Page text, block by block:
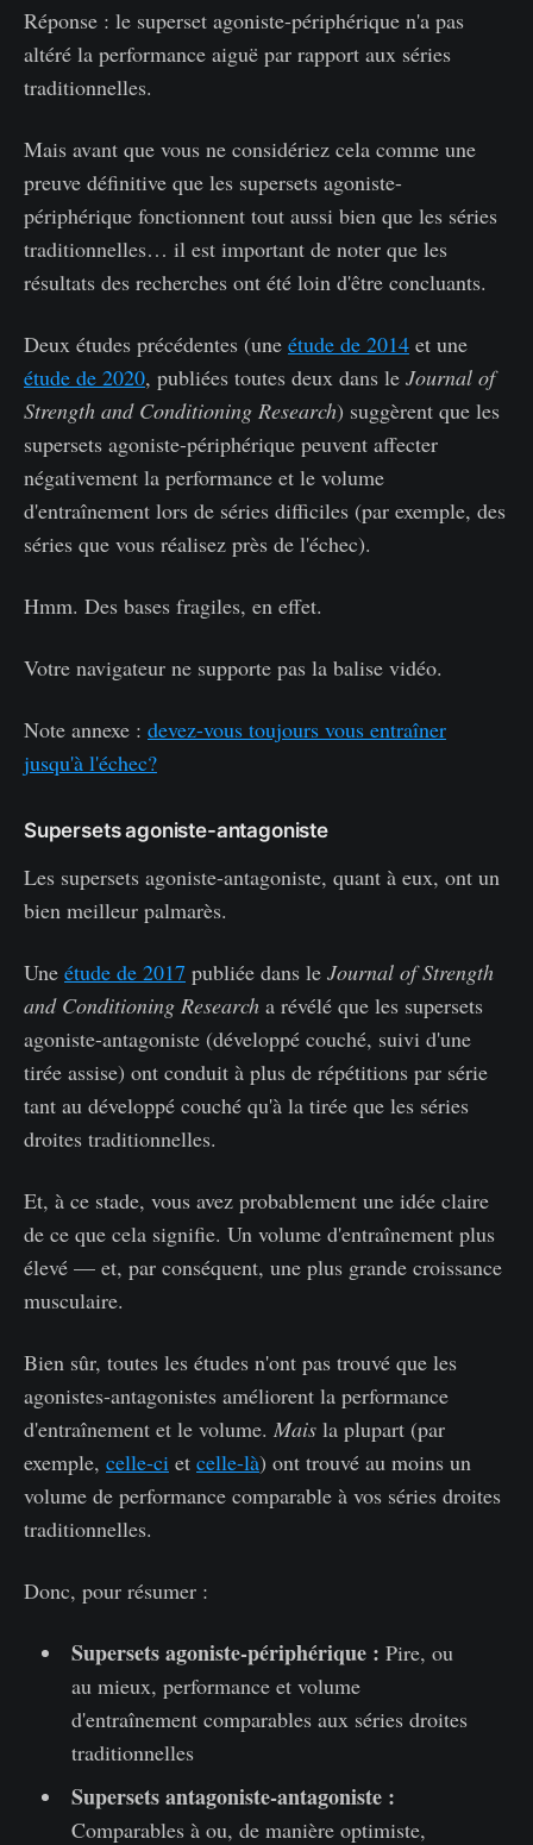
Réponse : le superset agoniste-périphérique n'a pas
altéré la performance aiguë par rapport aux séries
traditionnelles.
Mais avant que vous ne considériez cela comme une
preuve définitive que les supersets agoniste-
périphérique fonctionnent tout aussi bien que les séries
traditionnelles… il est important de noter que les
résultats des recherches ont été loin d'être concluants.
Deux études précédentes (une étude de 2014 et une
étude de 2020, publiées toutes deux dans le Journal of
Strength and Conditioning Research) suggèrent que les
supersets agoniste-périphérique peuvent affecter
négativement la performance et le volume
d'entraînement lors de séries difficiles (par exemple, des
séries que vous réalisez près de l'échec).
Hmm. Des bases fragiles, en effet.
Votre navigateur ne supporte pas la balise vidéo.
Note annexe : devez-vous toujours vous entraîner
jusqu'à l'échec?
Supersets agoniste-antagoniste
Les supersets agoniste-antagoniste, quant à eux, ont un
bien meilleur palmarès.
Une étude de 2017 publiée dans le Journal of Strength
and Conditioning Research a révélé que les supersets
agoniste-antagoniste (développé couché, suivi d'une
tirée assise) ont conduit à plus de répétitions par série
tant au développé couché qu'à la tirée que les séries
droites traditionnelles.
Et, à ce stade, vous avez probablement une idée claire
de ce que cela signifie. Un volume d'entraînement plus
élevé — et, par conséquent, une plus grande croissance
musculaire.
Bien sûr, toutes les études n'ont pas trouvé que les
agonistes-antagonistes améliorent la performance
d'entraînement et le volume. Mais la plupart (par
exemple, celle-ci et celle-là) ont trouvé au moins un
volume de performance comparable à vos séries droites
traditionnelles.
Donc, pour résumer :
Supersets agoniste-périphérique : Pire, ou
au mieux, performance et volume
d'entraînement comparables aux séries droites
traditionnelles
Supersets antagoniste-antagoniste :
Comparables à ou, de manière optimiste,